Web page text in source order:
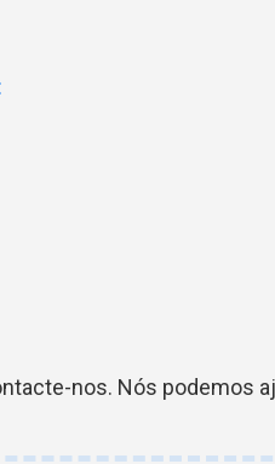
nos. Nós podemos